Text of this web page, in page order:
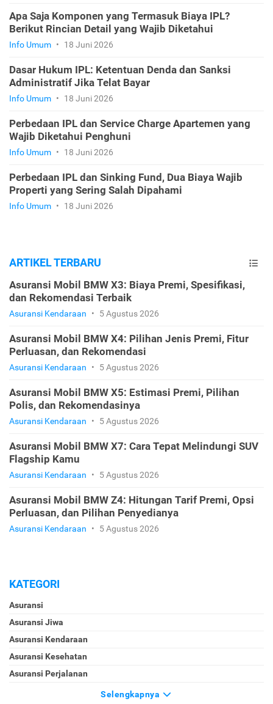
Apa Saja Komponen yang Termasuk Biaya IPL?
Berikut Rincian Detail yang Wajib Diketahui
Info Umum • 18 Juni 2026
Dasar Hukum IPL: Ketentuan Denda dan Sanksi
Administratif Jika Telat Bayar
Info Umum • 18 Juni 2026
Perbedaan IPL dan Service Charge Apartemen yang
Wajib Diketahui Penghuni
Info Umum • 18 Juni 2026
Perbedaan IPL dan Sinking Fund, Dua Biaya Wajib
Properti yang Sering Salah Dipahami
Info Umum • 18 Juni 2026
ARTIKEL TERBARU
Asuransi Mobil BMW X3: Biaya Premi, Spesifikasi,
dan Rekomendasi Terbaik
Asuransi Kendaraan • 5 Agustus 2026
Asuransi Mobil BMW X4: Pilihan Jenis Premi, Fitur
Perluasan, dan Rekomendasi
Asuransi Kendaraan • 5 Agustus 2026
Asuransi Mobil BMW X5: Estimasi Premi, Pilihan
Polis, dan Rekomendasinya
Asuransi Kendaraan • 5 Agustus 2026
Asuransi Mobil BMW X7: Cara Tepat Melindungi SUV
Flagship Kamu
Asuransi Kendaraan • 5 Agustus 2026
Asuransi Mobil BMW Z4: Hitungan Tarif Premi, Opsi
Perluasan, dan Pilihan Penyedianya
Asuransi Kendaraan • 5 Agustus 2026
KATEGORI
Asuransi
Asuransi Jiwa
Asuransi Kendaraan
Asuransi Kesehatan
Asuransi Perjalanan
Selengkapnya